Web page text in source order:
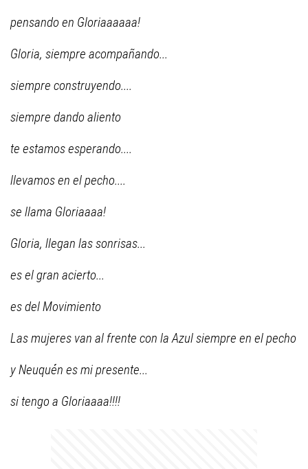
pensando en Gloriaaaaaa!
Gloria, siempre acompañando...
siempre construyendo....
siempre dando aliento
te estamos esperando....
llevamos en el pecho....
se llama Gloriaaaa!
Gloria, llegan las sonrisas...
es el gran acierto...
es del Movimiento
Las mujeres van al frente con la Azul siempre en el pecho
y Neuquén es mi presente...
si tengo a Gloriaaaa!!!!